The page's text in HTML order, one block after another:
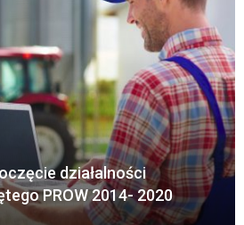
działalności
PROW 2014- 2020